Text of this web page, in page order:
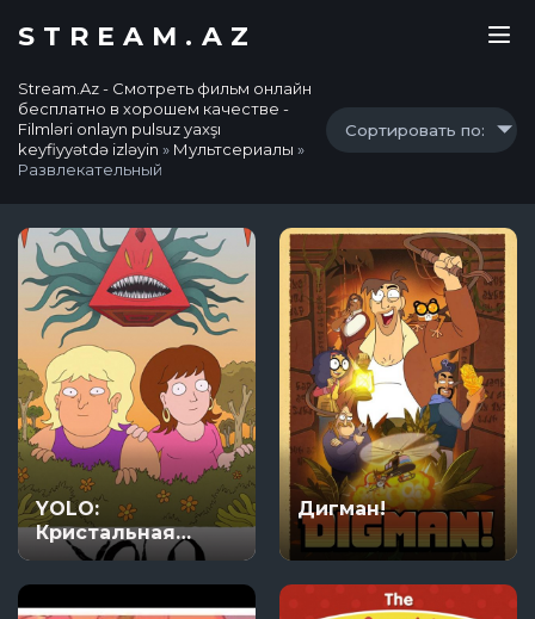
STREAM.AZ
Stream.Az - Смотреть фильм онлайн
бесплатно в хорошем качестве -
Filmləri onlayn pulsuz yaxşı
keyfiyyətdə izləyin » Мультсериалы »
Развлекательный
Сортировать по:
YOLO:
Кристальная
фантазия
Дигман!